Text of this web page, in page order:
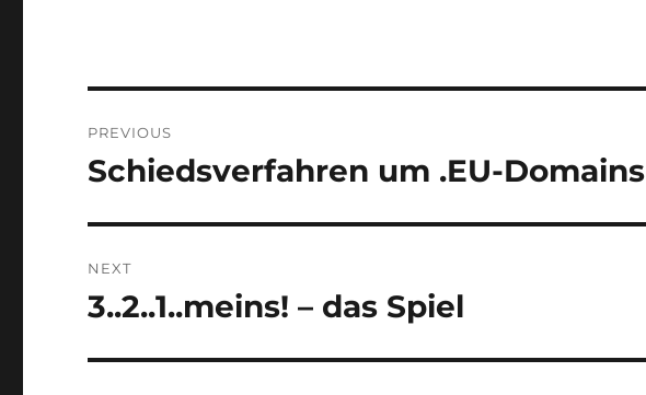
navigation
PREVIOUS
Previous
Schiedsverfahren um .EU-Domains
NEXT
Next
3..2..1..meins! – das Spiel